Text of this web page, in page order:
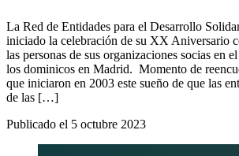
La Red de Entidades para el Desarrollo
iniciado la celebración de su XX Aniversario
las personas de sus organizaciones socias en
los dominicos en Madrid. Momento de
que iniciaron en 2003 este sueño de que las
de las […]
Publicado el 5 octubre 2023